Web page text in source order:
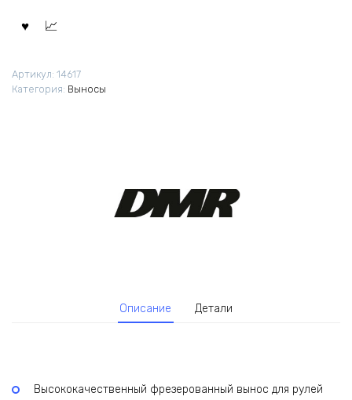
Артикул: 14617
Категория: Выносы
Описание Детали
Высококачественный фрезерованный вынос для рулей